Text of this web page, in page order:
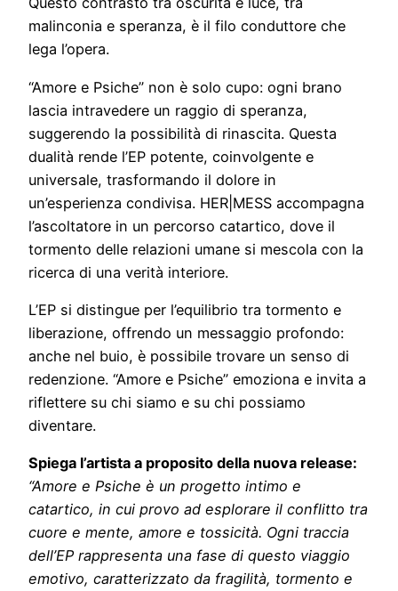
malinconia e speranza, è il filo conduttore che
lega l’opera.
“Amore e Psiche” non è solo cupo: ogni brano
lascia intravedere un raggio di speranza,
suggerendo la possibilità di rinascita. Questa
dualità rende l’EP potente, coinvolgente e
universale, trasformando il dolore in
un’esperienza condivisa. HER|MESS accompagna
l’ascoltatore in un percorso catartico, dove il
tormento delle relazioni umane si mescola con la
ricerca di una verità interiore.
L’EP si distingue per l’equilibrio tra tormento e
liberazione, offrendo un messaggio profondo:
anche nel buio, è possibile trovare un senso di
redenzione. “Amore e Psiche” emoziona e invita a
riflettere su chi siamo e su chi possiamo
diventare.
Spiega l’artista a proposito della nuova release:
“Amore e Psiche è un progetto intimo e
catartico, in cui provo ad esplorare il conflitto tra
cuore e mente, amore e tossicità. Ogni traccia
dell’EP rappresenta una fase di questo viaggio
emotivo, caratterizzato da fragilità, tormento e